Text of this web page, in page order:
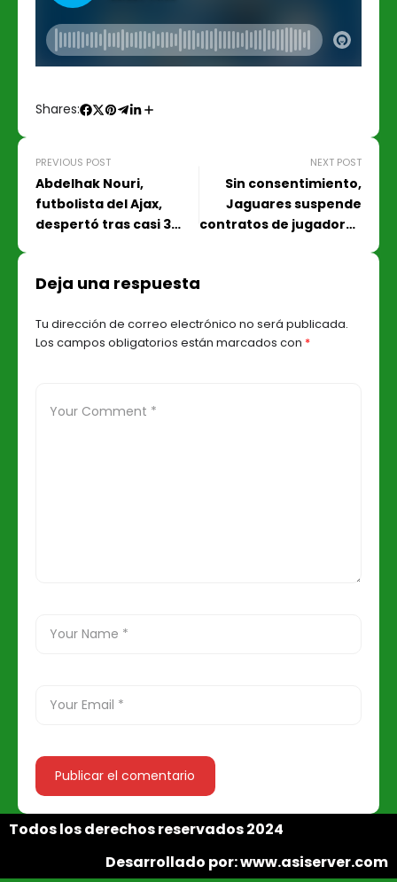
Shares:
PREVIOUS POST
Abdelhak Nouri,
futbolista del Ajax,
despertó tras casi 3
NEXT POST
Sin consentimiento,
Jaguares suspende
contratos de jugadores
Deja una respuesta
Tu dirección de correo electrónico no será publicada.
Los campos obligatorios están marcados con *
Todos los derechos reservados 2024
Desarrollado por: www.asiserver.com